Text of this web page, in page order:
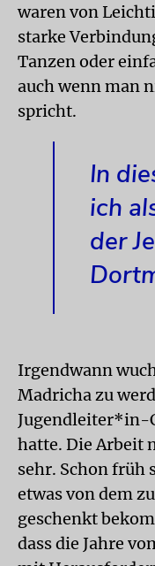
waren von
starke
Tanzen oder
auch wenn man
spricht.
In
ich
der
Irgendwann
Madricha zu
Jugendleiter*in-
hatte. Die Arbeit
sehr. Schon früh
etwas von dem
geschenkt
dass die Jahre